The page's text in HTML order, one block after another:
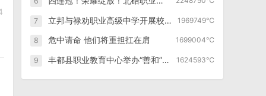
1969749℃
7 立邦与禄劝职业高级中学开展校企合作，产教融合赋能涂装行业技能人才孵化
1699004℃
8 危中请命 他们将重担扛在肩
1624593℃
9 丰都县职业教育中心举办“善和”社会技能培训第四期学员开班仪式